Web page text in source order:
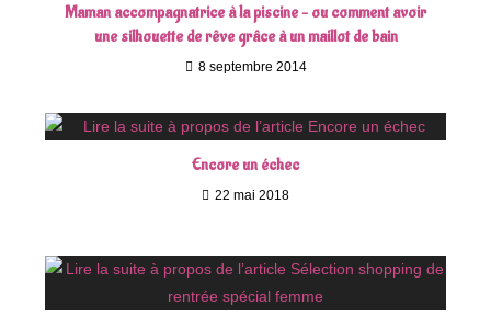
Maman accompagnatrice à la piscine – ou comment avoir
une silhouette de rêve grâce à un maillot de bain
8 septembre 2014
Encore un échec
22 mai 2018